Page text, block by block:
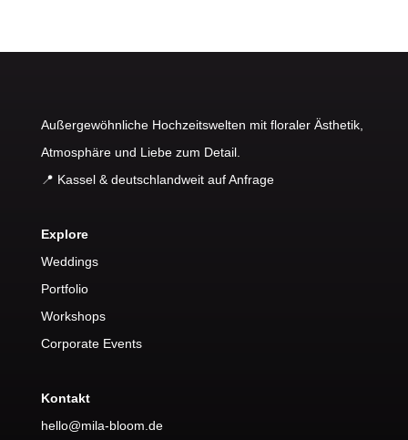
Außergewöhnliche Hochzeitswelten mit floraler Ästhetik,
Atmosphäre und Liebe zum Detail.
📍 Kassel & deutschlandweit auf Anfrage
Explore
Weddings
Portfolio
Workshops
Corporate Events
Kontakt
hello@mila-bloom.de